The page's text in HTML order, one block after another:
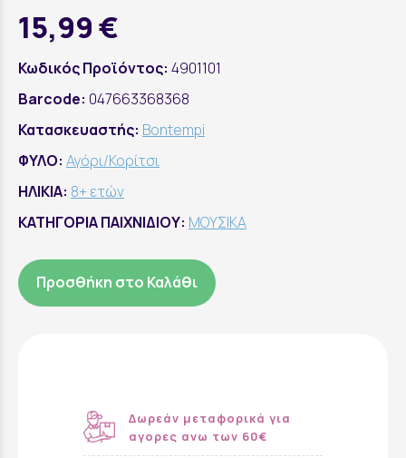
15,99 €
Κωδικός Προϊόντος: 4901101
Barcode: 047663368368
Κατασκευαστής: Bontempi
ΦΥΛΟ: Αγόρι/Κορίτσι
ΗΛΙΚΙΑ: 8+ ετών
ΚΑΤΗΓΟΡΙΑ ΠΑΙΧΝΙΔΙΟΥ: ΜΟΥΣΙΚΑ
Προσθήκη στο Καλάθι
Δωρεάν μεταφορικά για
αγορες ανω των 60€